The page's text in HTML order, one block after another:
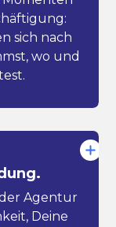
sich nach
wo und
Agentur
Deine